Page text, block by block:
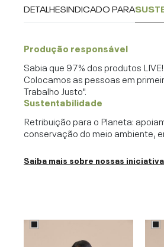
DETALHESINDICADO PARA
Produção responsável
Sabia que 97% dos produtos
Colocamos as pessoas em
Trabalho Justo".
Sustentabilidade
Retribuição para o Planeta:
conservação do meio ambiente,
Saiba mais sobre nossas